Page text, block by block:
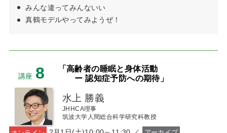
みんな違ってみんないい
真鶴モデルやってみようぜ！
講座 8
「高齢者の睡眠と身体活動
ー 認知症予防への期待」
水上 勝義
JHHCA理事
筑波大学人間総合科学研究科教授